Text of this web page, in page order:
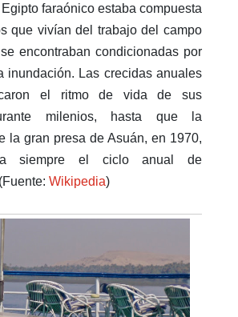
faraónico estaba compuesta
que vivían del trabajo del campo
encontraban condicionadas por
inundación. Las crecidas anuales
el ritmo de vida de sus
milenios, hasta que la
la gran presa de Asuán, en 1970,
siempre el ciclo anual de
Wikipedia)